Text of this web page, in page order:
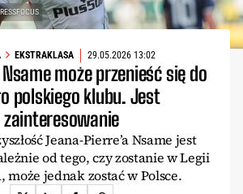
EKSTRAKLASA 29.05.2026 13:02
może przenieść się do
polskiego klubu. Jest
zainteresowanie
Jeana-Pierre’a Nsame jest
od tego, czy zostanie w Legii
może jednak zostać w Polsce.